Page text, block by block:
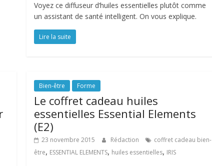
Voyez ce diffuseur d’huiles essentielles plutôt comme
un assistant de santé intelligent. On vous explique.
Lire la suite
Bien-être Forme
Le coffret cadeau huiles
essentielles Essential Elements
(E2)
23 novembre 2015 Rédaction
coffret cadeau bien-
être, ESSENTIAL ELEMENTS, huiles essentielles, IRIS